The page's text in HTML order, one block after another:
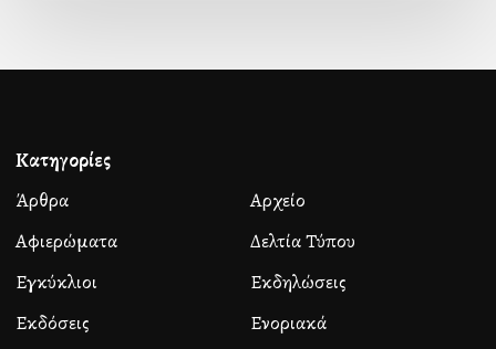
Κατηγορίες
Άρθρα
Αρχείο
Αφιερώματα
Δελτία Τύπου
Εγκύκλιοι
Εκδηλώσεις
Εκδόσεις
Ενοριακά